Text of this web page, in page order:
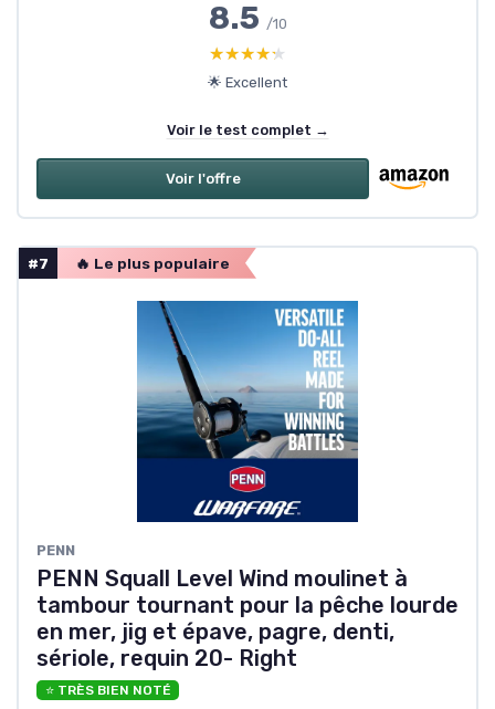
8.5 /10
★★★★★
★★★★★
🌟 Excellent
Voir le test complet →
Voir l'offre
#7 🔥 Le plus populaire
PENN
PENN Squall Level Wind moulinet à
tambour tournant pour la pêche lourde
en mer, jig et épave, pagre, denti,
sériole, requin 20- Right
⭐ TRÈS BIEN NOTÉ